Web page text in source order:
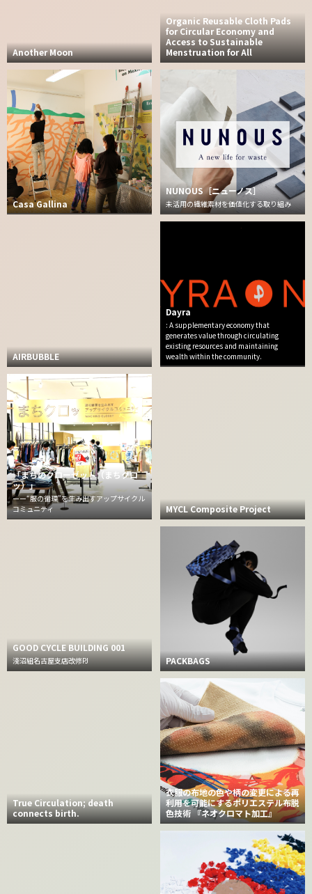
Another Moon
Organic Reusable Cloth Pads
for Circular Economy and
Access to Sustainable
Menstruation for All
Casa Gallina
NUNOUS［ニューノス］
未活用の繊維素材を価値化する取り組み
AIRBUBBLE
Dayra
: A supplementary economy that
generates value through circulating
existing resources and maintaining
wealth within the community.
「まちのクローゼット（まちクロ
ッ）」
ーー“服の循環”を生み出すアップサイクル
コミュニティ
MYCL Composite Project
GOOD CYCLE BUILDING 001
淺沼組名古屋支店改修PJ PACKBAGS
True Circulation; death
connects birth.
衣服の布地の色や柄の変更による再
利用を可能にするポリエステル布脱
色技術 『ネオクロマト加工』